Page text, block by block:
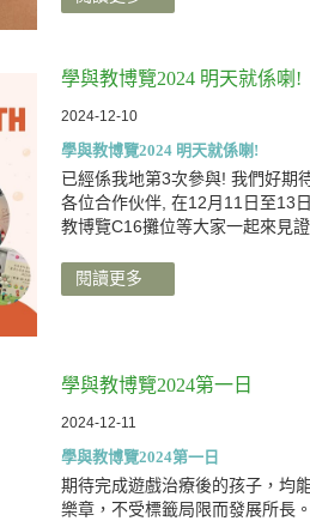
學與教博覽2024 明天就係喇!
2024-12-10
學與教博覽2024 明天就係喇!
已經係我地第3次參與! 我們好期
各位合作伙伴, 在12月11日至13
教博覽C16攤位等大家一起來見
閱讀更多
學與教博覽2024第一日
2024-12-11
學與教博覽2024第一日
期待完成遊戲治療後的孩子，均
樂章，不受標籤局限而發展所長